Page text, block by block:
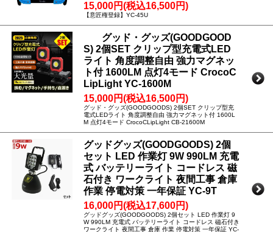
15,000円(税込16,500円)
【意匠権登録】YC-45U
グッド・グッズ(GOODGOOD
S) 2個SET クリップ型充電式LED
ライト 角度調整自由 強力マグネッ
ト付 1600LM 点灯4モード CrocoC
LipLight YC-1600M
15,000円(税込16,500円)
グッド・グッズ(GOODGOODS) 2個SET クリップ型充
電式LEDライト 角度調整自由 強力マグネット付 1600L
M 点灯4モード CrocoCLipLight CB-21600M
グッドグッズ(GOODGOODS) 2個
セット LED 作業灯 9W 990LM 充電
式 バッテリーライト コードレス 磁
石付き ワークライト 夜間工事 倉庫
作業 停電対策 一年保証 YC-9T
16,000円(税込17,600円)
グッドグッズ(GOODGOODS) 2個セット LED 作業灯 9
W 990LM 充電式 バッテリーライト コードレス 磁石付き
ワークライト 夜間工事 倉庫 作業 停電対策 一年保証 YC-